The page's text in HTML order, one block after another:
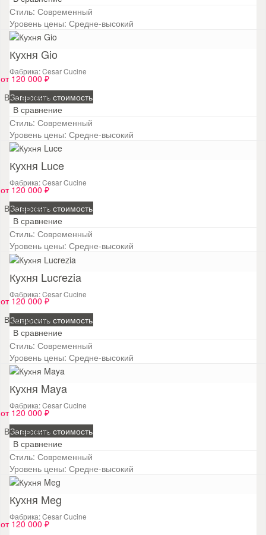
Стиль: Современный
Уровень цены: Средне-высокий
от 120 000 ₽
В сравнение
Кухня Gio
Фабрика: Cesar Cucine
Запросить стоимость
В сравнение
Стиль: Современный
Уровень цены: Средне-высокий
от 120 000 ₽
В сравнение
Кухня Luce
Фабрика: Cesar Cucine
Запросить стоимость
В сравнение
Стиль: Современный
Уровень цены: Средне-высокий
от 120 000 ₽
В сравнение
Кухня Lucrezia
Фабрика: Cesar Cucine
Запросить стоимость
В сравнение
Стиль: Современный
Уровень цены: Средне-высокий
от 120 000 ₽
В сравнение
Кухня Maya
Фабрика: Cesar Cucine
Запросить стоимость
В сравнение
Стиль: Современный
Уровень цены: Средне-высокий
от 120 000 ₽
Кухня Meg
Фабрика: Cesar Cucine